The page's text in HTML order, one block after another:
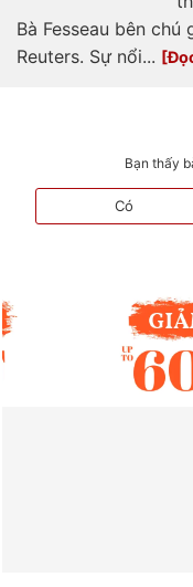
Bà Fesseau bên
Reuters. Sự nổi...
Bạn thấy
Có